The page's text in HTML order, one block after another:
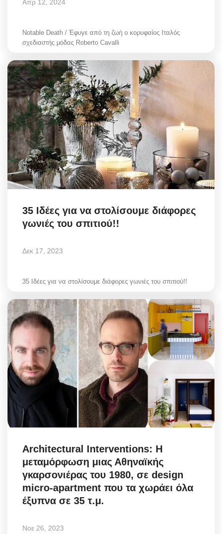
Απρ 12, 2024
Notable Death / Έφυγε από τη ζωή ο κορυφαίος Ιταλός
σχεδιαστής μόδας Roberto Cavalli
35 Ιδέες για να στολίσουμε διάφορες
γωνιές του σπιτιού!!
Δεκ 17, 2023
35 Ιδέες για να στολίσουμε διάφορες γωνιές του σπιτιού!!
Architectural Interventions: Η
μεταμόρφωση μιας Αθηναϊκής
γκαρσονιέρας του 1980, σε design
micro-apartment που τα χωράει όλα
έξυπνα σε 35 τ.μ.
Νοε 26, 2023